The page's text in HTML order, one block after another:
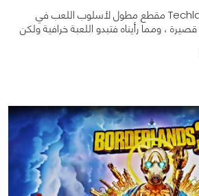
أصدرت 2K واستوديو Techland مقطع مطول لأسلوب اللعب في